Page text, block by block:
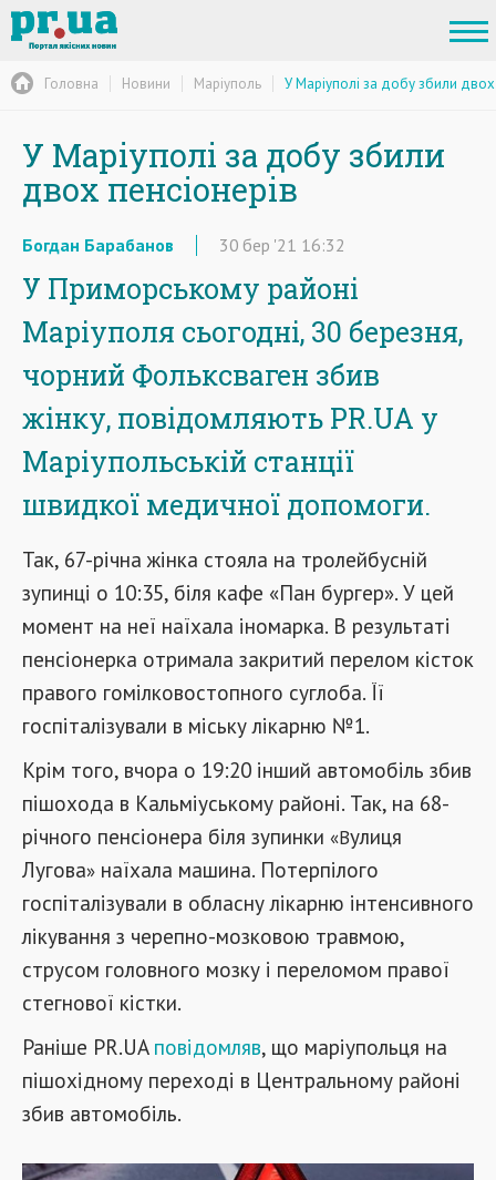
Головна Новини Маріуполь У Маріуполі за добу збили двох
У Маріуполі за добу збили
двох пенсіонерів
Богдан Барабанов 30 бер '21 16:32
У Приморському районі
Маріуполя сьогодні, 30 березня,
чорний Фольксваген збив
жінку, повідомляють PR.UA у
Маріупольській станції
швидкої медичної допомоги.
Так, 67-річна жінка стояла на тролейбусній
зупинці о 10:35, біля кафе «Пан бургер». У цей
момент на неї наїхала іномарка. В результаті
пенсіонерка отримала закритий перелом кісток
правого гомілковостопного суглоба. Її
госпіталізували в міську лікарню №1.
Крім того, вчора о 19:20 інший автомобіль збив
пішохода в Кальміуському районі. Так, на 68-
річного пенсіонера біля зупинки «Вулиця
Лугова» наїхала машина. Потерпілого
госпіталізували в обласну лікарню інтенсивного
лікування з черепно-мозковою травмою,
струсом головного мозку і переломом правої
стегнової кістки.
Раніше PR.UA повідомляв, що маріупольця на
пішохідному переході в Центральному районі
збив автомобіль.